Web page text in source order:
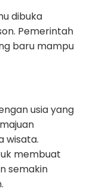
dibuka
Pemerintah
baru mampu
usia yang
wisata.
membuat
semakin